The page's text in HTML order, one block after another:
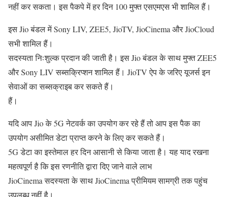
नहीं कर सकता। इस पैकपे में हर दिन 100 मुफ्त एसएमएस भी शामिल हैं।
इस Jio बंडल में Sony LIV, ZEE5, JioTV, JioCinema और JioCloud
सभी शामिल हैं।
सदस्यता निःशुल्क प्रदान की जाती है। इस Jio बंडल के साथ मुफ्त ZEE5
और Sony LIV सब्सक्रिप्शन शामिल हैं। JioTV ऐप के जरिए यूजर्स इन
सेवाओं का सब्सक्राइब कर सकते हैं।
हैं।
यदि आप Jio के 5G नेटवर्क का उपयोग कर रहे हैं तो आप इस पैक का
उपयोग असीमित डेटा प्राप्त करने के लिए कर सकते हैं।
5G डेटा का इस्तेमाल हर दिन आसानी से किया जाता है। यह याद रखना
महत्वपूर्ण है कि इस रणनीति द्वारा दिए जाने वाले लाभ
JioCinema सदस्यता के साथ JioCinema प्रीमियम सामग्री तक पहुंच
उपलब्ध नहीं है।